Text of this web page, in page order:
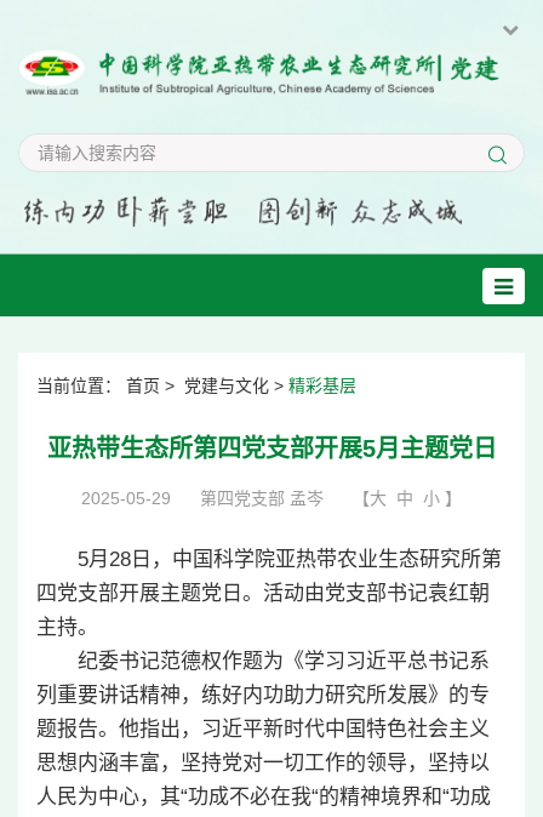
当前位置： 首页 > 党建与文化 > 精彩基层
亚热带生态所第四党支部开展5月主题党日
2025-05-29 第四党支部 孟岑 【大 中 小 】
5月28日，中国科学院亚热带农业生态研究所第
四党支部开展主题党日。活动由党支部书记袁红朝
主持。
纪委书记范德权作题为《学习习近平总书记系
列重要讲话精神，练好内功助力研究所发展》的专
题报告。他指出，习近平新时代中国特色社会主义
思想内涵丰富，坚持党对一切工作的领导，坚持以
人民为中心，其“功成不必在我“的精神境界和“功成